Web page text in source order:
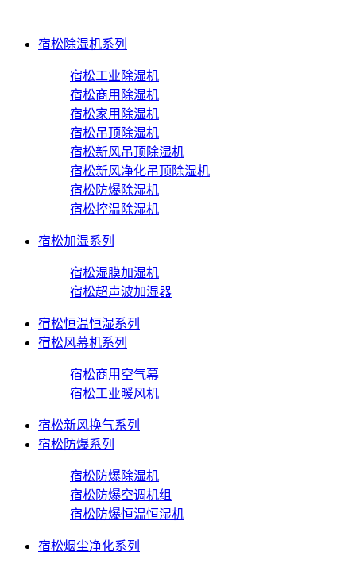
宿松除湿机系列
宿松工业除湿机
宿松商用除湿机
宿松家用除湿机
宿松吊顶除湿机
宿松新风吊顶除湿机
宿松新风净化吊顶除湿机
宿松防爆除湿机
宿松控温除湿机
宿松加湿系列
宿松湿膜加湿机
宿松超声波加湿器
宿松恒温恒湿系列
宿松风幕机系列
宿松商用空气幕
宿松工业暖风机
宿松新风换气系列
宿松防爆系列
宿松防爆除湿机
宿松防爆空调机组
宿松防爆恒温恒湿机
宿松烟尘净化系列